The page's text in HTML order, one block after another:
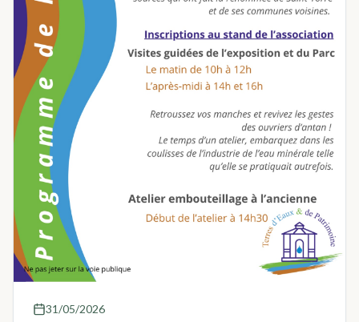
31/05/2026